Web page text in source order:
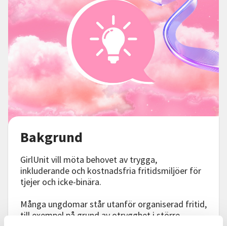
Bakgrund
GirlUnit vill möta behovet av trygga,
inkluderande och kostnadsfria fritidsmiljöer för
tjejer och icke-binära.
Många ungdomar står utanför organiserad fritid,
till exempel på grund av otrygghet i större